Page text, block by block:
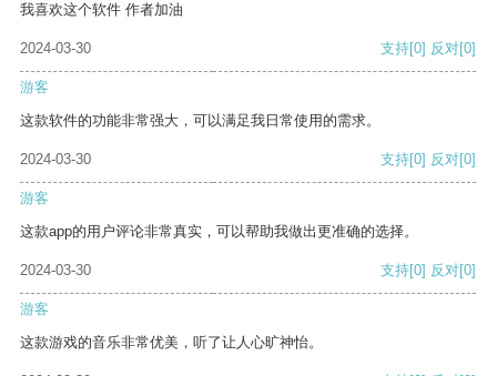
我喜欢这个软件 作者加油
2024-03-30 支持[0] 反对[0]
游客
这款软件的功能非常强大，可以满足我日常使用的需求。
2024-03-30 支持[0] 反对[0]
游客
这款app的用户评论非常真实，可以帮助我做出更准确的选择。
2024-03-30 支持[0] 反对[0]
游客
这款游戏的音乐非常优美，听了让人心旷神怡。